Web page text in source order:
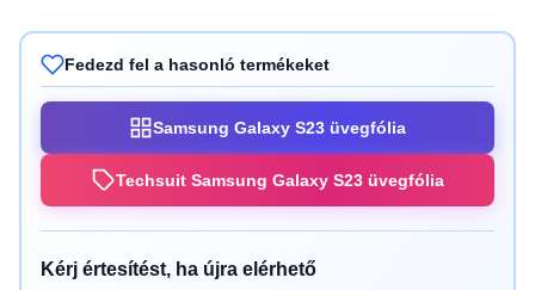
Fedezd fel a hasonló termékeket
Samsung Galaxy S23 üvegfólia
Techsuit Samsung Galaxy S23 üvegfólia
Kérj értesítést, ha újra elérhető